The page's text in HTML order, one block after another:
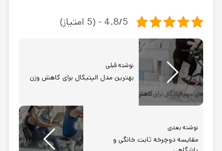
4.8/5 - (5 امتیاز)
نوشته قبلی
بهترین مدل الپتیکال برای کاهش وزن
نوشته بعدی
مقایسه دوچرخه ثابت خانگی و